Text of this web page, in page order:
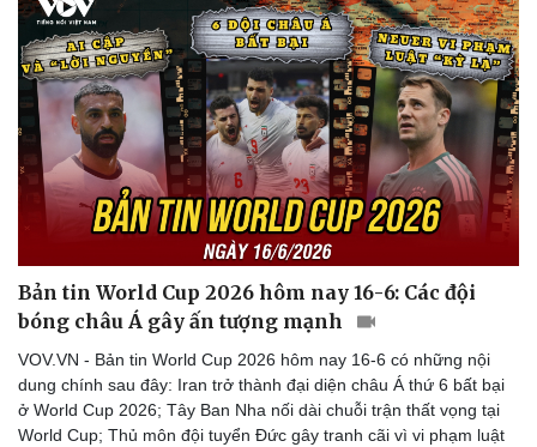
Bản tin World Cup 2026 hôm nay 16-6: Các đội
bóng châu Á gây ấn tượng mạnh
VOV.VN - Bản tin World Cup 2026 hôm nay 16-6 có những nội
dung chính sau đây: Iran trở thành đại diện châu Á thứ 6 bất bại
ở World Cup 2026; Tây Ban Nha nối dài chuỗi trận thất vọng tại
World Cup; Thủ môn đội tuyển Đức gây tranh cãi vì vi phạm luật